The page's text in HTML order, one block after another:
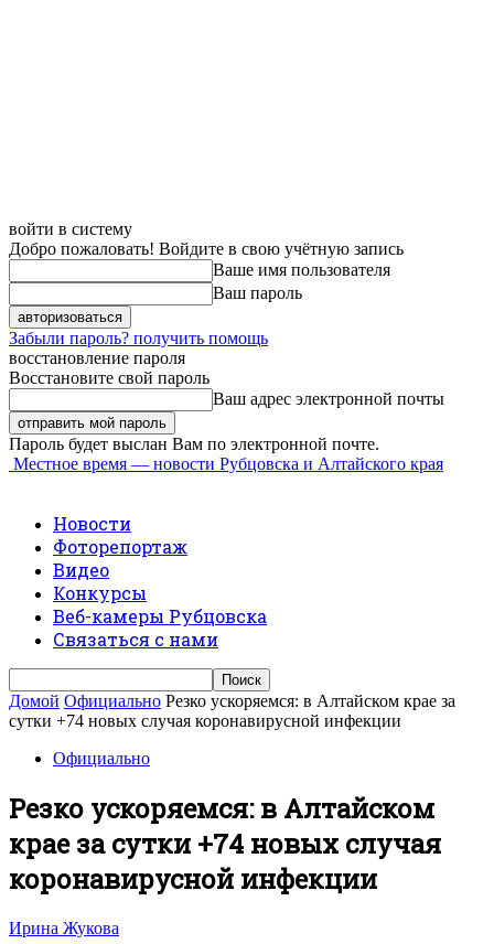
войти в систему
Добро пожаловать! Войдите в свою учётную запись
Ваше имя пользователя
Ваш пароль
Забыли пароль? получить помощь
восстановление пароля
Восстановите свой пароль
Ваш адрес электронной почты
Пароль будет выслан Вам по электронной почте.
Местное время — новости Рубцовска и Алтайского края
Новости
Фоторепортаж
Видео
Конкурсы
Веб-камеры Рубцовска
Связаться с нами
Домой Официально Резко ускоряемся: в Алтайском крае за
сутки +74 новых случая коронавирусной инфекции
Официально
Резко ускоряемся: в Алтайском
крае за сутки +74 новых случая
коронавирусной инфекции
Ирина Жукова